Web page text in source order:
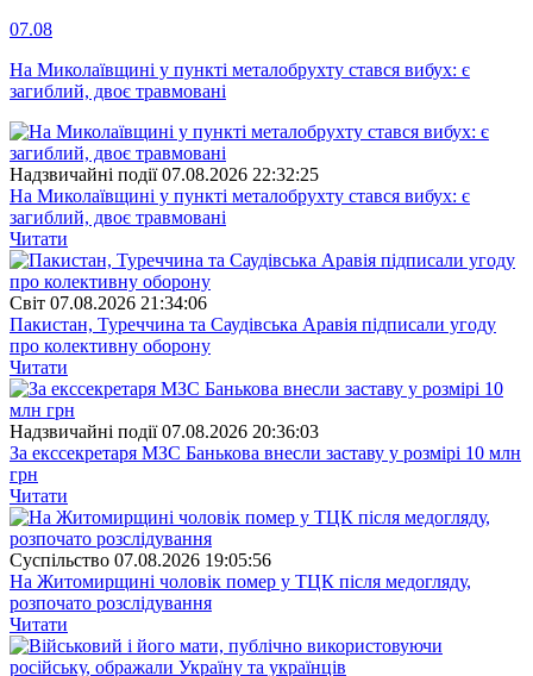
07.08
На Миколаївщині у пункті металобрухту стався вибух: є
загиблий, двоє травмовані
Надзвичайні події 07.08.2026 22:32:25
На Миколаївщині у пункті металобрухту стався вибух: є
загиблий, двоє травмовані
Читати
Свiт 07.08.2026 21:34:06
Пакистан, Туреччина та Саудівська Аравія підписали угоду
про колективну оборону
Читати
Надзвичайні події 07.08.2026 20:36:03
За екссекретаря МЗС Банькова внесли заставу у розмірі 10 млн
грн
Читати
Суспiльство 07.08.2026 19:05:56
На Житомирщині чоловік помер у ТЦК після медогляду,
розпочато розслідування
Читати